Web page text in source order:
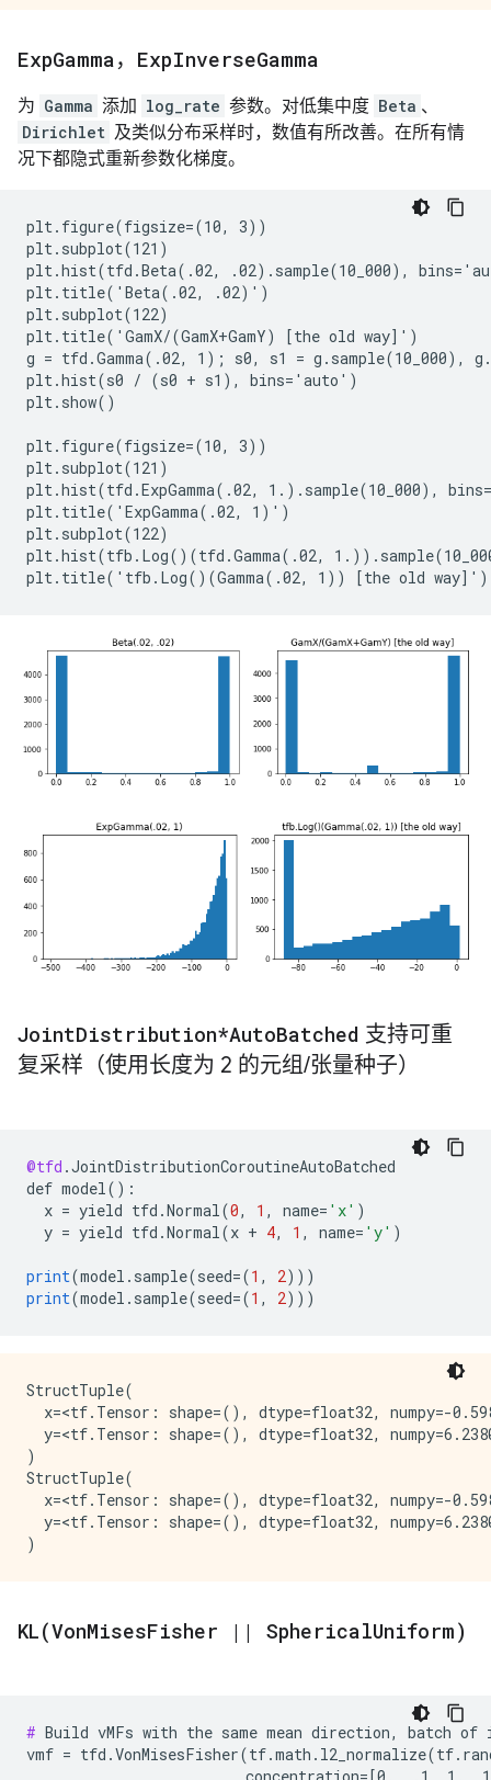
ExpGamma， ExpInverseGamma
为 Gamma 添加 log_rate 参数。对低集中度 Beta 、
Dirichlet 及类似分布采样时，数值有所改善。在所有情
况下都隐式重新参数化梯度。
plt.figure(figsize=(10, 3))
plt.subplot(121)
plt.hist(tfd.Beta(.02, .02).sample(10_000),
plt.title('Beta(.02, .02)')
plt.subplot(122)
plt.title('GamX/(GamX+GamY) [the old way]')
g = tfd.Gamma(.02, 1); s0, s1 = g.sample(10_000),
plt.hist(s0 / (s0 + s1), bins='auto')
plt.show()
plt.figure(figsize=(10, 3))
plt.subplot(121)
plt.hist(tfd.ExpGamma(.02, 1.).sample(10_000),
plt.title('ExpGamma(.02, 1)')
plt.subplot(122)
plt.hist(tfb.Log()(tfd.Gamma(.02,
JointDistribution*AutoBatched 支持可重
复采样（使用长度为 2 的元组/张量种子）
@tfd .JointDistributionCoroutineAutoBatched
def model () :
x = yield tfd .Normal (0, 1 , name= 'x' )
y = yield tfd .Normal (x + 4, 1 , name= 'y' )
print(model . sample(seed=(1 , 2)))
print(model . sample(seed=(1 , 2)))
StructTuple(
x=<tf.Tensor: shape=(), dtype=float32, numpy=-
y=<tf.Tensor: shape=(), dtype=float32,
)
StructTuple(
x=<tf.Tensor: shape=(), dtype=float32, numpy=-
y=<tf.Tensor: shape=(), dtype=float32,
KL(VonMisesFisher | | SphericalUniform)
# Build vMFs with the same mean direction, batch of
vmf =